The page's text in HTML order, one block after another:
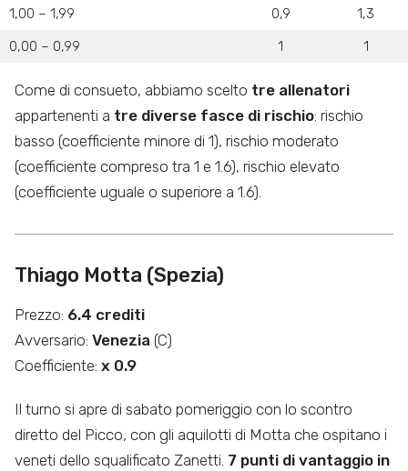
1,00 – 1,99 0,9
1,3
0,00 – 0,99
1 1
Come di consueto, abbiamo scelto tre allenatori
appartenenti a tre diverse fasce di rischio: rischio
basso (coefficiente minore di 1), rischio moderato
(coefficiente compreso tra 1 e 1.6), rischio elevato
(coefficiente uguale o superiore a 1.6).
Thiago Motta (Spezia)
Prezzo: 6.4 crediti
Avversario: Venezia (C)
Coefficiente: x 0.9
Il turno si apre di sabato pomeriggio con lo scontro
diretto del Picco, con gli aquilotti di Motta che ospitano i
veneti dello squalificato Zanetti. 7 punti di vantaggio in